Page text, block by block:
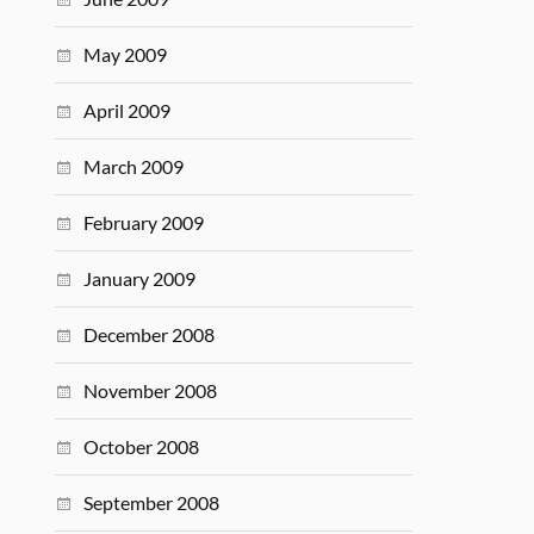
May 2009
April 2009
March 2009
February 2009
January 2009
December 2008
November 2008
October 2008
September 2008